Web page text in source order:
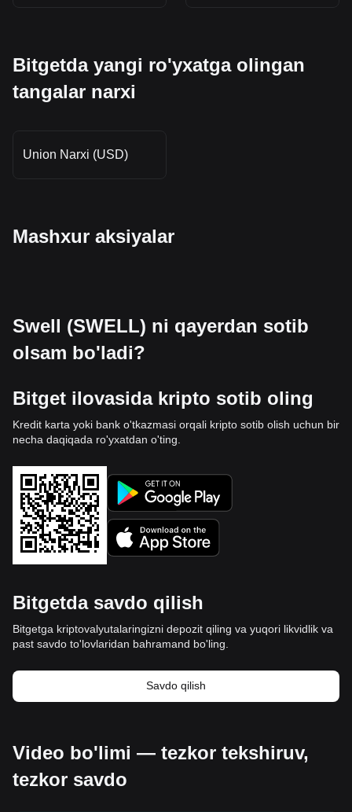
Bitgetda yangi ro'yxatga olingan
tangalar narxi
Union Narxi (USD)
Mashxur aksiyalar
Swell (SWELL) ni qayerdan sotib
olsam bo'ladi?
Bitget ilovasida kripto sotib oling
Kredit karta yoki bank o'tkazmasi orqali kripto sotib olish uchun bir
necha daqiqada ro'yxatdan o'ting.
Bitgetda savdo qilish
Bitgetga kriptovalyutalaringizni depozit qiling va yuqori likvidlik va
past savdo to'lovlaridan bahramand bo'ling.
Savdo qilish
Video bo'limi — tezkor tekshiruv,
tezkor savdo